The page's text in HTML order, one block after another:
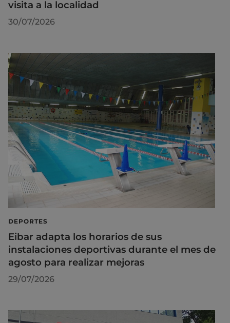
visita a la localidad
30/07/2026
DEPORTES
Eibar adapta los horarios de sus
instalaciones deportivas durante el mes de
agosto para realizar mejoras
29/07/2026